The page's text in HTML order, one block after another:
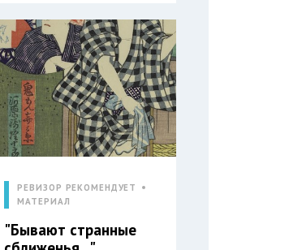
РЕВИЗОР РЕКОМЕНДУЕТ
МАТЕРИАЛ
"Бывают странные